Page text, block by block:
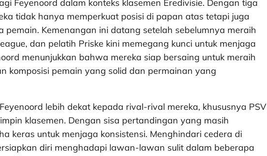
Feyenoord dalam konteks klasemen Eredivisie.​ Dengan tiga
tidak hanya memperkuat posisi di papan atas tetapi juga
Kemenangan ini datang setelah sebelumnya meraih
dan pelatih Priske kini memegang kunci untuk menjaga
menunjukkan bahwa mereka siap bersaing untuk meraih
komposisi pemain yang solid dan permainan yang
lebih dekat kepada rival-rival mereka, khususnya PSV
klasemen. Dengan sisa pertandingan yang masih
keras untuk menjaga konsistensi. Menghindari cedera di
diri menghadapi lawan-lawan sulit dalam beberapa